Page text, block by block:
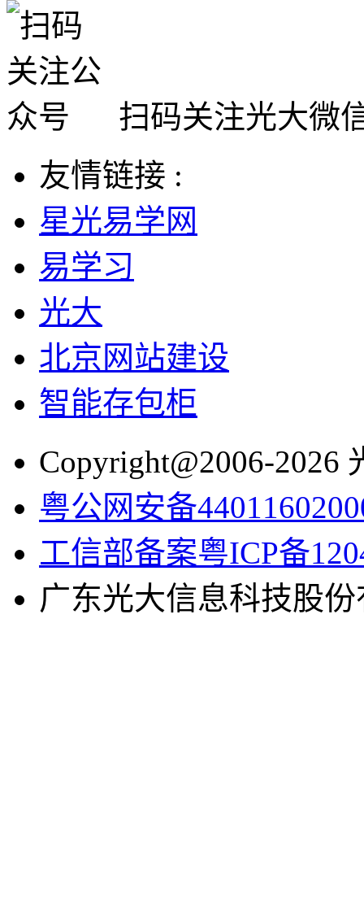
扫码关注光大微
友情链接 :
星光易学网
易学习
光大
北京网站建设
智能存包柜
Copyright@2006-2026
粤公网安备
工信部备案粤ICP备
广东光大信息科技股